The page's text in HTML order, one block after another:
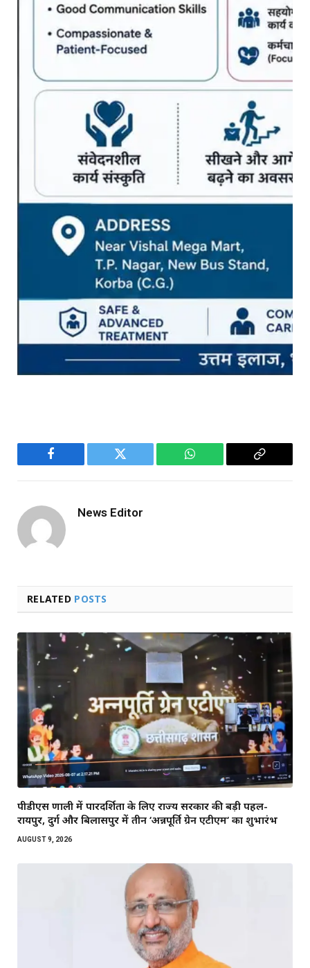
Facebook Twitter WhatsApp
Copy
News Editor
RELATED POSTS
पीडीएस प्रणाली में पारदर्शिता के लिए राज्य सरकार की बड़ी पहल-
रायपुर, दुर्ग और बिलासपुर में तीन ‘अन्नपूर्ति ग्रेन एटीएम‘ का शुभारंभ
AUGUST 9, 2026